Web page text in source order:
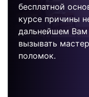
бесплатной
курсе причины
дальнейшем Вам
вызывать
поломок.